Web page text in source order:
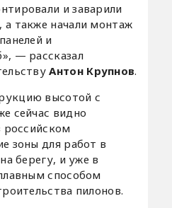
и заварили
также начали монтаж
и
— рассказал
Антон Крупнов.
высотой с
сейчас видно
российском
зоны для работ в
берегу, и уже в
способом
пилонов.